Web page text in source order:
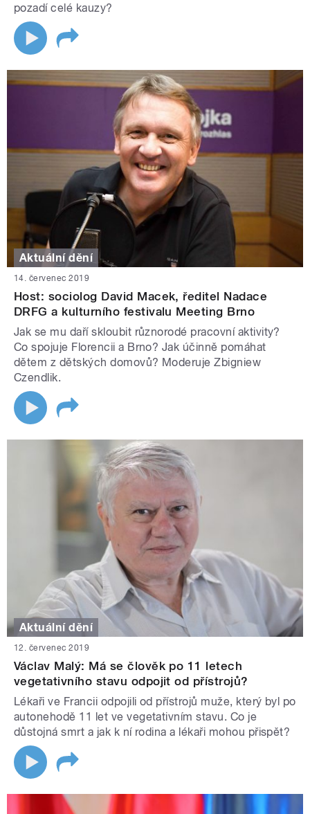
pozadí celé kauzy?
Aktuální dění
14. červenec 2019
Host: sociolog David Macek, ředitel Nadace
DRFG a kulturního festivalu Meeting Brno
Jak se mu daří skloubit různorodé pracovní aktivity?
Co spojuje Florencii a Brno? Jak účinně pomáhat
dětem z dětských domovů? Moderuje Zbigniew
Czendlik.
Aktuální dění
12. červenec 2019
Václav Malý: Má se člověk po 11 letech
vegetativního stavu odpojit od přístrojů?
Lékaři ve Francii odpojili od přístrojů muže, který byl po
autonehodě 11 let ve vegetativním stavu. Co je
důstojná smrt a jak k ní rodina a lékaři mohou přispět?